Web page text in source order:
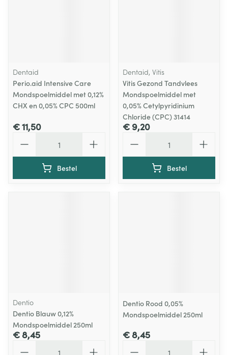
Dentaid
Perio.aid Intensive Care
Mondspoelmiddel met 0,12%
CHX en 0,05% CPC 500ml
€ 11,50
Bestel
Dentaid, Vitis
Vitis Gezond Tandvlees
Mondspoelmiddel met
0,05% Cetylpyridinium
Chloride (CPC) 31414
€ 9,20
Bestel
Dentio
Dentio Blauw 0,12%
Mondspoelmiddel 250ml
€ 8,45
Dentio Rood 0,05%
Mondspoelmiddel 250ml
€ 8,45